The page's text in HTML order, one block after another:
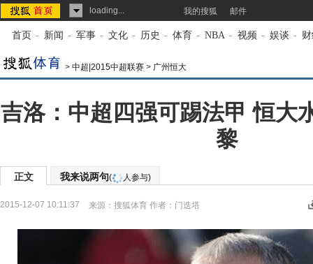
loading... 我的搜狐 邮件
首页 - 新闻 - 军事 - 文化 - 历史 - 体育 - NBA - 视频 - 娱谈 -
> 中超|2015中超联赛 > 广州恒大
吉洛：中超四强可踢法甲 恒大
黎
正文 我来说两句( 人参与)
2015-12-07 10:11:37 来源： 搜狐体育 作者：门迭塔